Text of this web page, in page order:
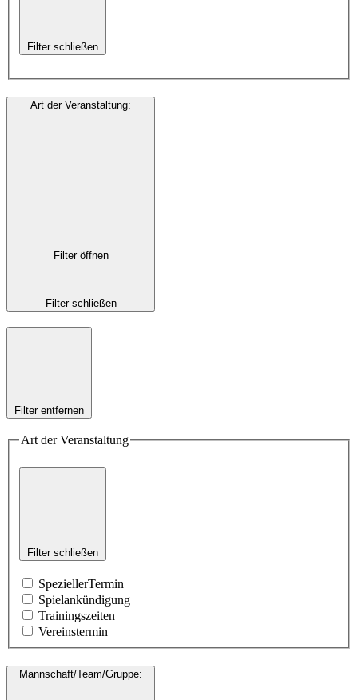
Filter schließen
Art der Veranstaltung:
Filter öffnen
Filter schließen
Filter entfernen
Art der Veranstaltung
Filter schließen
SpeziellerTermin
Spielankündigung
Trainingszeiten
Vereinstermin
Mannschaft/Team/Gruppe: